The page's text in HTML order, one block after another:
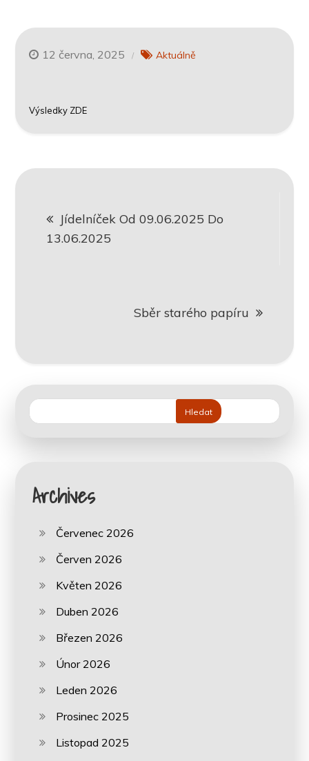
12 června, 2025 Aktuálně
Výsledky ZDE
proJídelníček Od 09.06.2025 Do
13.06.2025
Sběr starého papíru
Hledat
Archives
Červenec 2026
Červen 2026
Květen 2026
Duben 2026
Březen 2026
Únor 2026
Leden 2026
Prosinec 2025
Listopad 2025